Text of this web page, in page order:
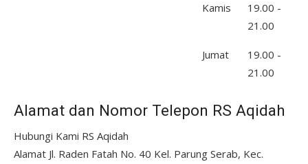
Kamis
19.00 -
21.00
Jumat
19.00 -
21.00
Alamat dan Nomor Telepon RS Aqidah
Hubungi Kami RS Aqidah
Alamat Jl. Raden Fatah No. 40 Kel. Parung Serab, Kec.